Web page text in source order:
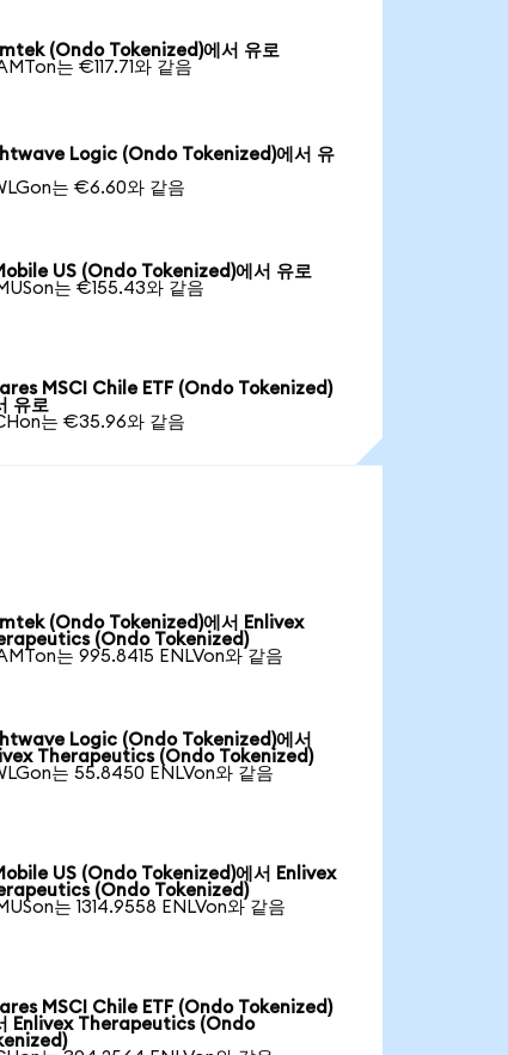
(Ondo Tokenized)에서 유로
는 €117.71와 같음
Logic (Ondo Tokenized)에서 유
는 €6.60와 같음
US (Ondo Tokenized)에서 유로
는 €155.43와 같음
MSCI Chile ETF (Ondo Tokenized)
유로
는 €35.96와 같음
(Ondo Tokenized)에서 Enlivex
(Ondo Tokenized)
는 995.8415 ENLVon와 같음
Logic (Ondo Tokenized)에서
Therapeutics (Ondo Tokenized)
는 55.8450 ENLVon와 같음
US (Ondo Tokenized)에서 Enlivex
(Ondo Tokenized)
는 1314.9558 ENLVon와 같음
MSCI Chile ETF (Ondo Tokenized)
Enlivex Therapeutics (Ondo